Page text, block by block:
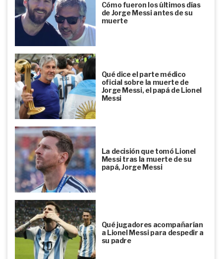
Cómo fueron los últimos días
de Jorge Messi antes de su
muerte
Qué dice el parte médico
oficial sobre la muerte de
Jorge Messi, el papá de Lionel
Messi
La decisión que tomó Lionel
Messi tras la muerte de su
papá, Jorge Messi
Qué jugadores acompañarían
a Lionel Messi para despedir a
su padre